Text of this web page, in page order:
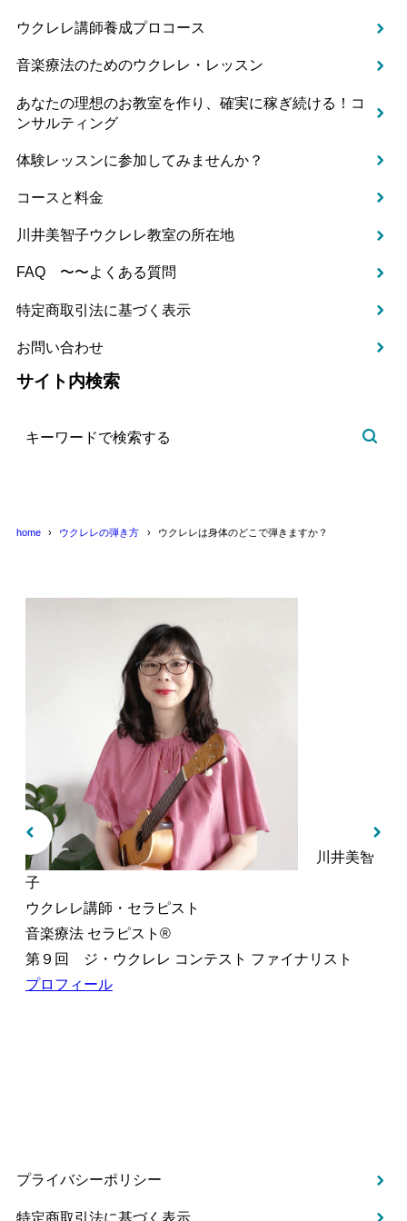
ウクレレ講師養成プロコース
音楽療法のためのウクレレ・レッスン
あなたの理想のお教室を作り、確実に稼ぎ続ける！コ
ンサルティング
体験レッスンに参加してみませんか？
コースと料金
川井美智子ウクレレ教室の所在地
FAQ 〜〜よくある質問
特定商取引法に基づく表示
お問い合わせ
サイト内検索
home ウクレレの弾き方 ウクレレは身体のどこで弾きますか？
川井美智
子
ウクレレ講師・セラピスト
音楽療法 セラピスト®︎
第９回 ジ・ウクレレ コンテスト ファイナリスト
プロフィール
プライバシーポリシー
特定商取引法に基づく表示